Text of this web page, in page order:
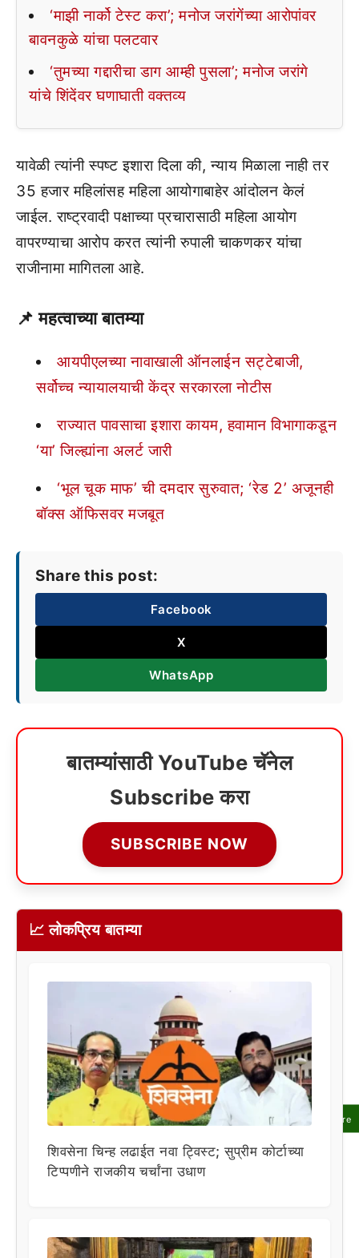
Share
‘माझी नार्को टेस्ट करा’; मनोज जरांगेंच्या आरोपांवर
बावनकुळे यांचा पलटवार
‘तुमच्या गद्दारीचा डाग आम्ही पुसला’; मनोज जरांगे
यांचे शिंदेंवर घणाघाती वक्तव्य
यावेळी त्यांनी स्पष्ट इशारा दिला की, न्याय मिळाला नाही तर
35 हजार महिलांसह महिला आयोगाबाहेर आंदोलन केलं
जाईल. राष्ट्रवादी पक्षाच्या प्रचारासाठी महिला आयोग
वापरण्याचा आरोप करत त्यांनी रुपाली चाकणकर यांचा
राजीनामा मागितला आहे.
📌 महत्वाच्या बातम्या
आयपीएलच्या नावाखाली ऑनलाईन सट्टेबाजी,
सर्वोच्च न्यायालयाची केंद्र सरकारला नोटीस
राज्यात पावसाचा इशारा कायम, हवामान विभागाकडून
‘या’ जिल्ह्यांना अलर्ट जारी
‘भूल चूक माफ’ ची दमदार सुरुवात; ‘रेड 2’ अजूनही
बॉक्स ऑफिसवर मजबूत
Share this post:
Facebook
X
WhatsApp
बातम्यांसाठी YouTube चॅनेल
Subscribe करा
SUBSCRIBE NOW
📈 लोकप्रिय बातम्या
शिवसेना चिन्ह लढाईत नवा ट्विस्ट; सुप्रीम कोर्टाच्या
टिप्पणीने राजकीय चर्चांना उधाण